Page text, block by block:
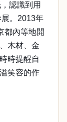
認識到用
。2013年
都內等地開
木材、金
時提醒自
笑容的作